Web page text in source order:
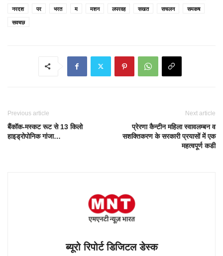
नरदश पर भरत म मशन लपरवह सखत सचलन समकष
सवचछ
Previous article
बैंकॉक-मस्कट रूट से 13 किलो
हाइड्रोपोनिक गांजा…
Next article
प्रेरणा कैन्टीन महिला स्वावलम्बन व
सशक्तिकरण के सरकारी प्रयासों में एक
महत्वपूर्ण कडी
ब्यूरो रिपोर्ट डिजिटल डेस्क